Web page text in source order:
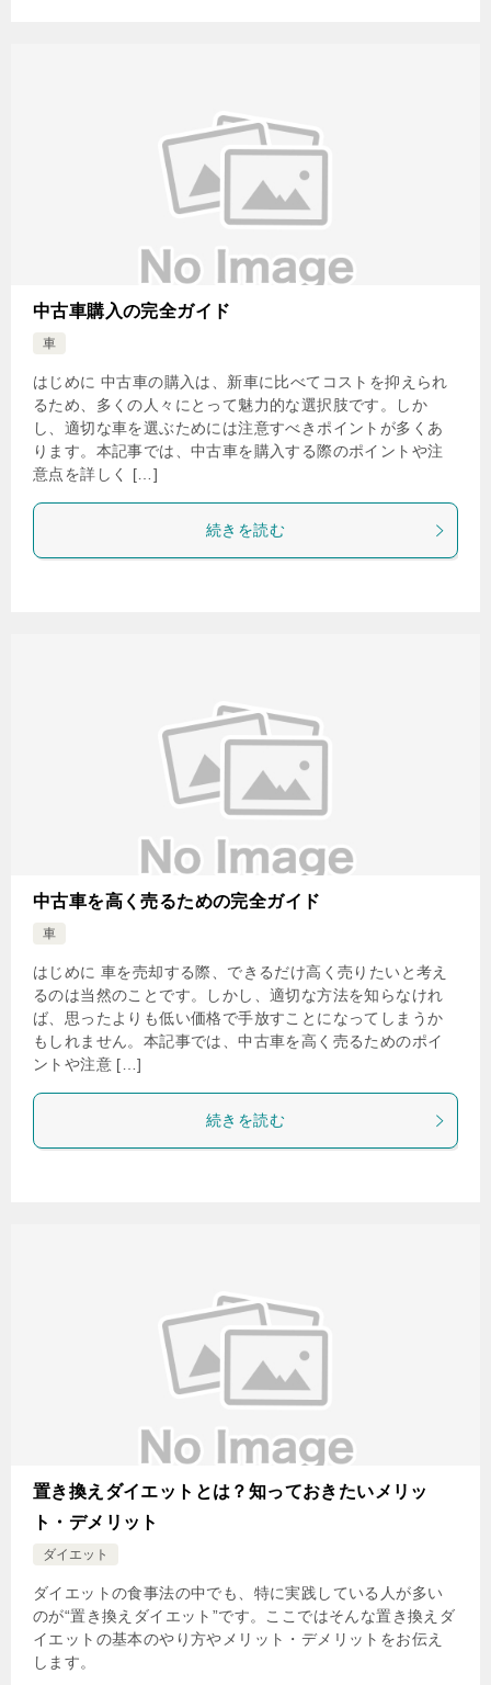
中古車購入の完全ガイド
車
はじめに 中古車の購入は、新車に比べてコストを抑えられ
るため、多くの人々にとって魅力的な選択肢です。しか
し、適切な車を選ぶためには注意すべきポイントが多くあ
ります。本記事では、中古車を購入する際のポイントや注
意点を詳しく […]
続きを読む
中古車を高く売るための完全ガイド
車
はじめに 車を売却する際、できるだけ高く売りたいと考え
るのは当然のことです。しかし、適切な方法を知らなけれ
ば、思ったよりも低い価格で手放すことになってしまうか
もしれません。本記事では、中古車を高く売るためのポイ
ントや注意 […]
続きを読む
置き換えダイエットとは？知っておきたいメリッ
ト・デメリット
ダイエット
ダイエットの食事法の中でも、特に実践している人が多い
のが“置き換えダイエット”です。ここではそんな置き換えダ
イエットの基本のやり方やメリット・デメリットをお伝え
します。